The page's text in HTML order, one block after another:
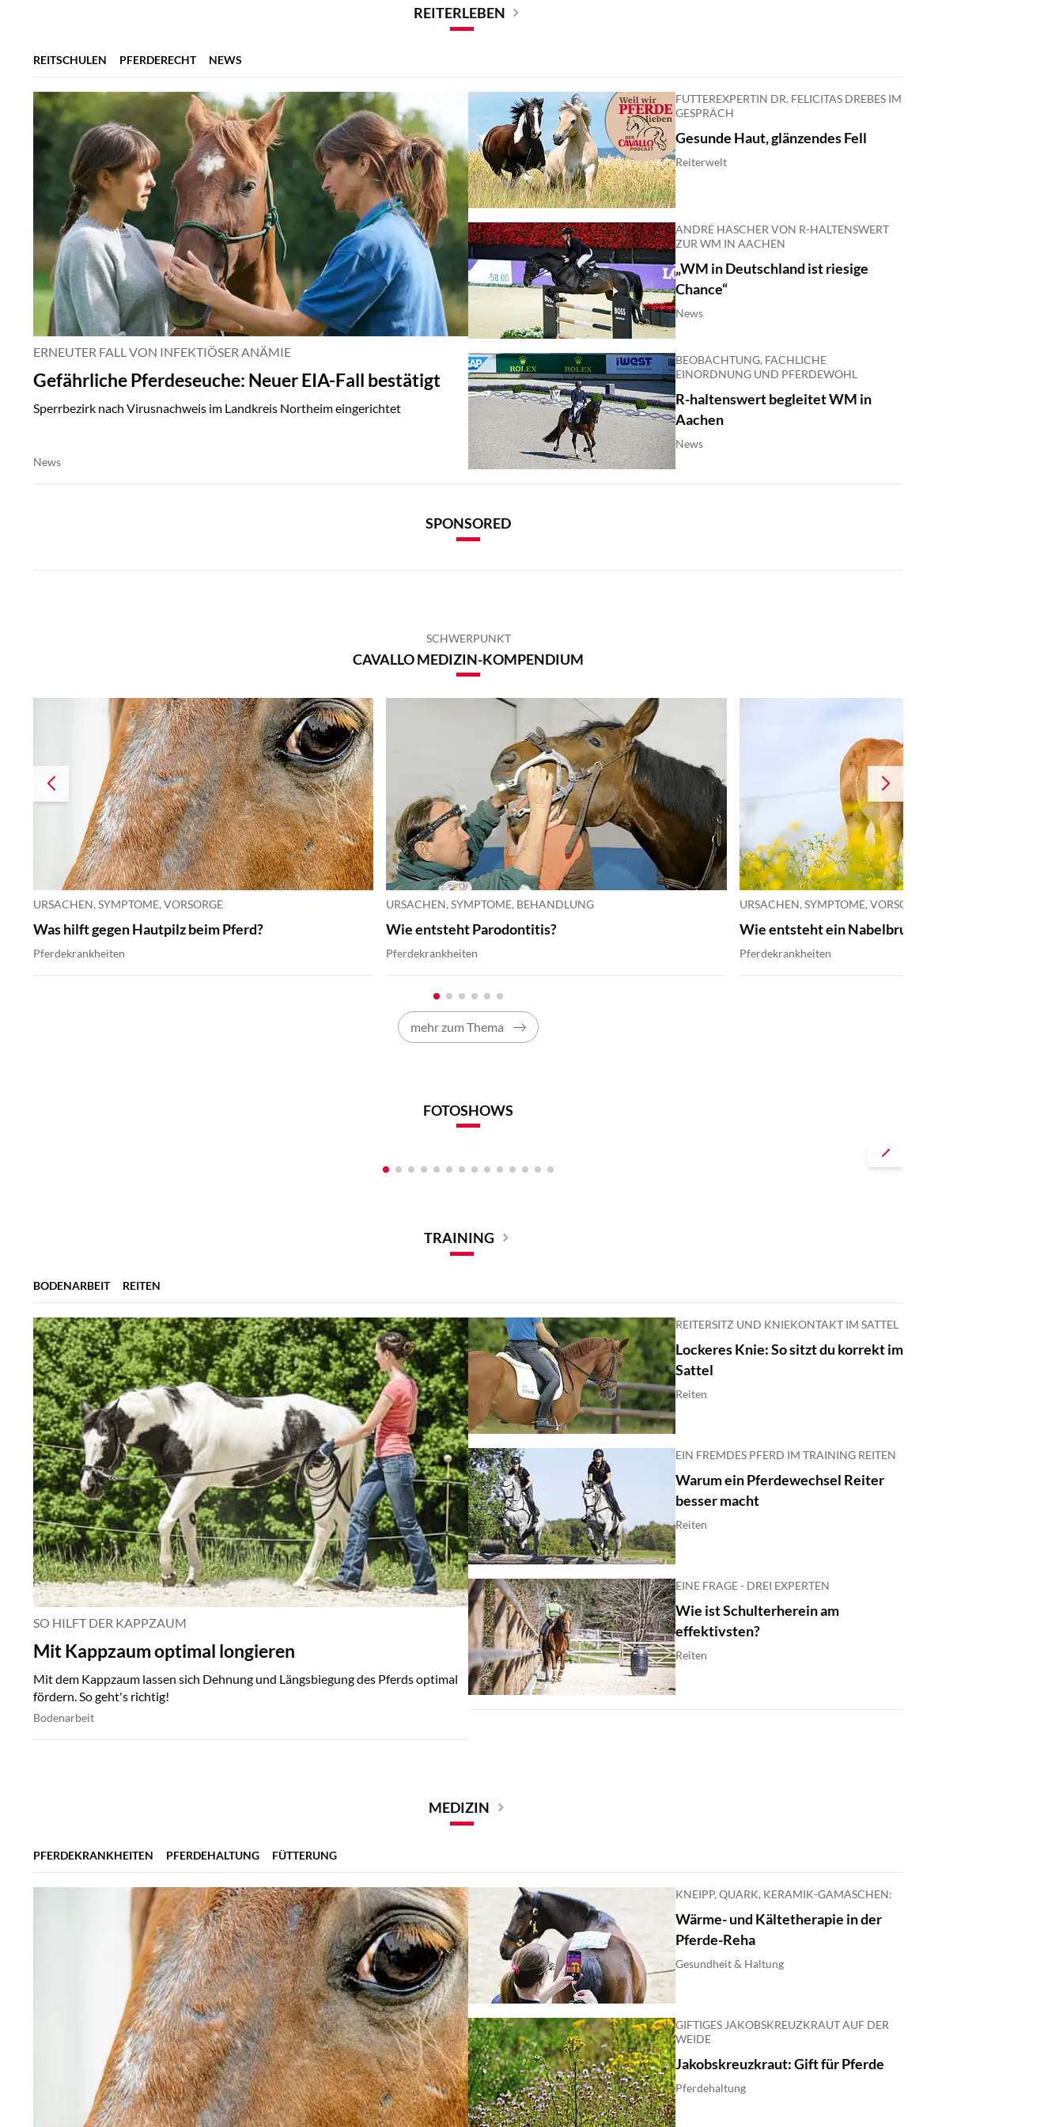
REITERLEBEN
REITSCHULEN PFERDERECHT NEWS
ERNEUTER FALL VON INFEKTIÖSER ANÄMIE
Gefährliche Pferdeseuche: Neuer EIA-Fall bestätigt
Sperrbezirk nach Virusnachweis im Landkreis Northeim eingerichtet
News
FUTTEREXPERTIN DR. FELICITAS DREBES IM
GESPRÄCH
Gesunde Haut, glänzendes Fell
Reiterwelt
ANDRÉ HASCHER VON R-HALTENSWERT
ZUR WM IN AACHEN
„WM in Deutschland ist riesige
Chance“
News
BEOBACHTUNG, FACHLICHE
EINORDNUNG UND PFERDEWOHL
R-haltenswert begleitet WM in
Aachen
News
SPONSORED
SCHWERPUNKT
CAVALLO MEDIZIN-KOMPENDIUM
URSACHEN, SYMPTOME, VORSORGE
Was hilft gegen Hautpilz beim Pferd?
Pferdekrankheiten
URSACHEN, SYMPTOME, BEHANDLUNG
Wie entsteht Parodontitis?
Pferdekrankheiten
URSACHEN, SYMPTOME, VORSORGE
Wie entsteht ein Nabelbruch bei Pferden?
Pferdekrankheiten
mehr zum Thema
FOTOSHOWS
Kleben statt Hufeisen
TRAINING
BODENARBEIT REITEN
SO HILFT DER KAPPZAUM
Mit Kappzaum optimal longieren
Mit dem Kappzaum lassen sich Dehnung und Längsbiegung des Pferds optimal
fördern. So geht's richtig!
Bodenarbeit
REITERSITZ UND KNIEKONTAKT IM SATTEL
Lockeres Knie: So sitzt du korrekt im
Sattel
Reiten
EIN FREMDES PFERD IM TRAINING REITEN
Warum ein Pferdewechsel Reiter
besser macht
Reiten
EINE FRAGE - DREI EXPERTEN
Wie ist Schulterherein am
effektivsten?
Reiten
MEDIZIN
PFERDEKRANKHEITEN PFERDEHALTUNG FÜTTERUNG
KNEIPP, QUARK, KERAMIK-GAMASCHEN:
Wärme- und Kältetherapie in der
Pferde-Reha
Gesundheit & Haltung
GIFTIGES JAKOBSKREUZKRAUT AUF DER
WEIDE
Jakobskreuzkraut: Gift für Pferde
Pferdehaltung